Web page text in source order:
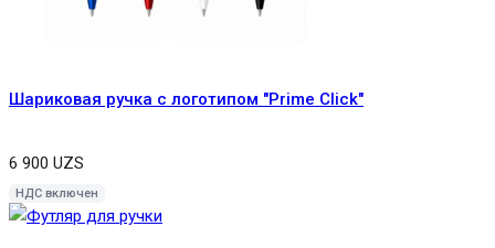
Шариковая ручка с логотипом "Prime Click"
6 900 UZS
НДС включен